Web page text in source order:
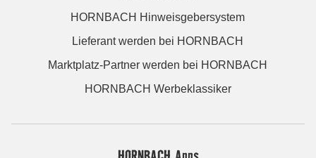
HORNBACH Hinweisgebersystem
Lieferant werden bei HORNBACH
Marktplatz-Partner werden bei HORNBACH
HORNBACH Werbeklassiker